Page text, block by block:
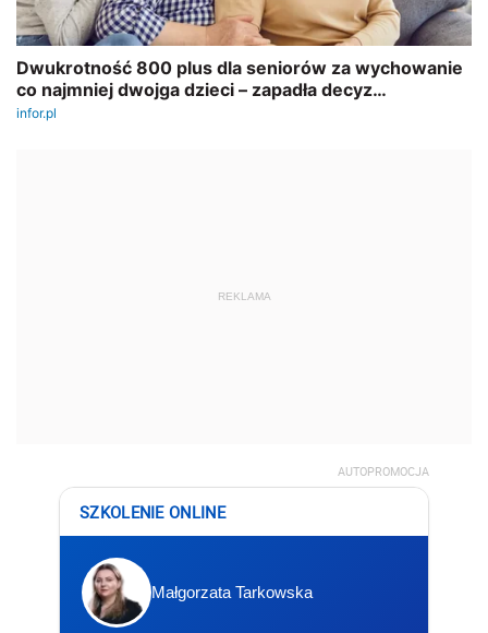
REKLAMA
AUTOPROMOCJA
SZKOLENIE ONLINE
Małgorzata Tarkowska